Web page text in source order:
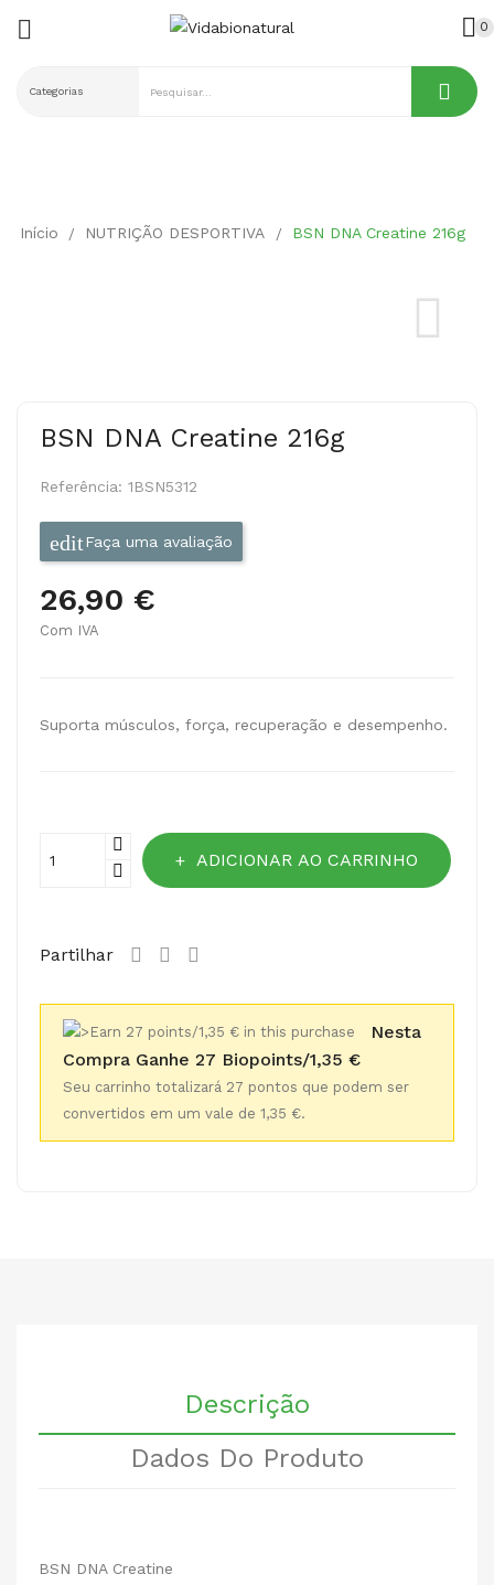
 0
Início NUTRIÇÃO DESPORTIVA BSN DNA Creatine 216g
BSN DNA Creatine 216g
Referência: 1BSN5312
Faça uma avaliação
26,90 €
Com IVA
Suporta músculos, força, recuperação e desempenho.
ADICIONAR AO CARRINHO
Partilhar
Nesta
Compra Ganhe 27 Biopoints/1,35 €
Seu carrinho totalizará 27 pontos que podem ser
convertidos em um vale de 1,35 €.
Descrição
Dados Do Produto
BSN DNA Creatine